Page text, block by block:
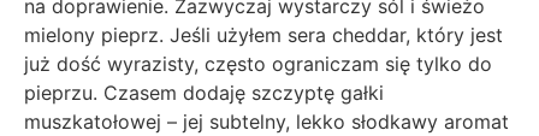
na doprawienie. Zazwyczaj wystarczy sól i świeżo
mielony pieprz. Jeśli użyłem sera cheddar, który jest
już dość wyrazisty, często ograniczam się tylko do
pieprzu. Czasem dodaję szczyptę gałki
muszkatołowej – jej subtelny, lekko słodkawy aromat